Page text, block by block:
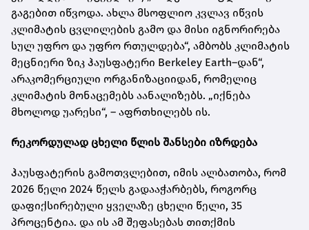
გაგებით იწვოდა. ახლა მსოფლიო კვლავ იწვის
კლიმატის ცვლილების გამო და მისი იგნორირება
სულ უფრო და უფრო რთულდება“, ამბობს კლიმატის
მეცნიერი ზიკ ჰაუსფატერი Berkeley Earth–დან“,
არაკომერციული ორგანიზაციიდან, რომელიც
კლიმატის მონაცემებს აანალიზებს. „იქნება
მხოლოდ უარესი“, – აფრთხილებს ის.
რეკორდულად ცხელი წლის შანსები იზრდება
ჰაუსფატერის გამოთვლებით, იმის ალბათობა, რომ
2026 წელი 2024 წელს გადააჭარბებს, როგორც
დაფიქსირებული ყველაზე ცხელი წელი, 35
პროცენტია. და ის ამ შეფასებას თითქმის